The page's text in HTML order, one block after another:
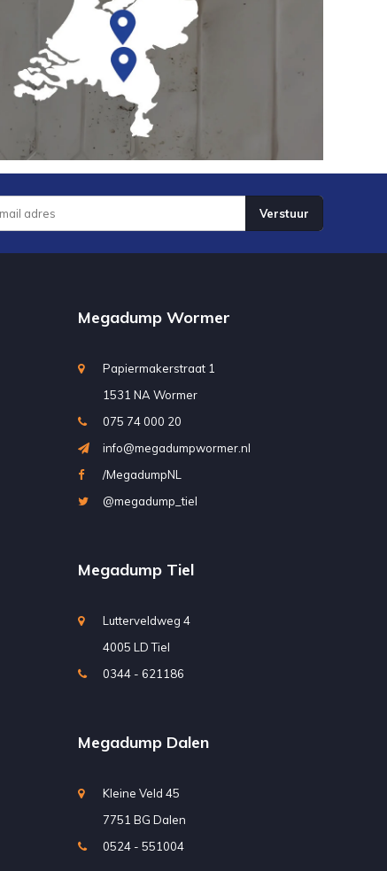
Verstuur
Megadump Wormer
Papiermakerstraat 1
1531 NA Wormer
075 74 000 20
info@megadumpwormer.nl
/MegadumpNL
@megadump_tiel
Megadump Tiel
Lutterveldweg 4
4005 LD Tiel
0344 - 621186
Megadump Dalen
Kleine Veld 45
7751 BG Dalen
0524 - 551004